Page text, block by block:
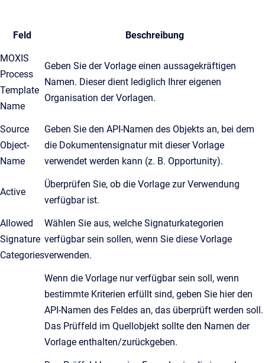
Feld Beschreibung
MOXIS
Process
Template
Name
Geben Sie der Vorlage einen aussagekräftigen
Namen. Dieser dient lediglich Ihrer eigenen
Organisation der Vorlagen.
Source
Object-
Name
Geben Sie den API-Namen des Objekts an, bei dem
die Dokumentensignatur mit dieser Vorlage
verwendet werden kann (z. B. Opportunity).
Active
Überprüfen Sie, ob die Vorlage zur Verwendung
verfügbar ist.
Allowed
Signature
Categories
Wählen Sie aus, welche Signaturkategorien
verfügbar sein sollen, wenn Sie diese Vorlage
verwenden.
Wenn die Vorlage nur verfügbar sein soll, wenn
bestimmte Kriterien erfüllt sind, geben Sie hier den
API-Namen des Feldes an, das überprüft werden soll.
Das Prüffeld im Quellobjekt sollte den Namen der
Vorlage enthalten/zurückgeben.